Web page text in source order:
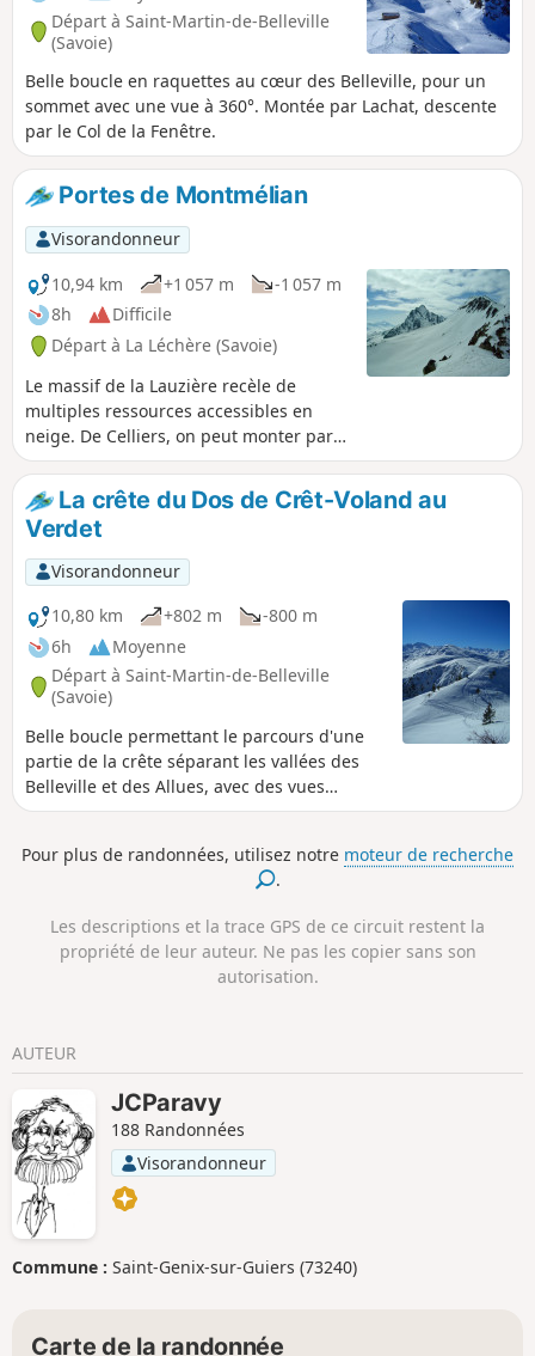
Départ à Saint-Martin-de-Belleville
(Savoie)
Belle boucle en raquettes au cœur des Belleville, pour un
sommet avec une vue à 360°. Montée par Lachat, descente
par le Col de la Fenêtre.
Portes de Montmélian
Visorandonneur
10,94 km
+1 057 m
-1 057 m
8h
Difficile
Départ à La Léchère (Savoie)
Le massif de la Lauzière recèle de
multiples ressources accessibles en
neige. De Celliers, on peut monter par
le Lac du Branlay jusqu’à la crête du
massif, aux Portes de Montmélian. Cet
itinéraire est surtout prisé par les
skieurs, mais les raquettistes peuvent
aussi se lancer.
La crête du Dos de Crêt-Voland au
Verdet
Visorandonneur
10,80 km
+802 m
-800 m
6h
Moyenne
Départ à Saint-Martin-de-Belleville
(Savoie)
Belle boucle permettant le parcours d'une
partie de la crête séparant les vallées des
Belleville et des Allues, avec des vues
étendues sur une grande partie des Alpes.
Pour plus de randonnées, utilisez notre moteur de recherche
.
Les descriptions et la trace GPS de ce circuit restent la
propriété de leur auteur. Ne pas les copier sans son
autorisation.
AUTEUR
JCParavy
188 Randonnées
Visorandonneur
Commune : Saint-Genix-sur-Guiers (73240)
Carte de la randonnée